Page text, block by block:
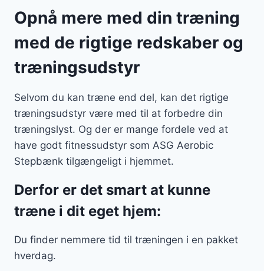
Opnå mere med din træning
med de rigtige redskaber og
træningsudstyr
Selvom du kan træne end del, kan det rigtige
træningsudstyr være med til at forbedre din
træningslyst. Og der er mange fordele ved at
have godt fitnessudstyr som ASG Aerobic
Stepbænk tilgængeligt i hjemmet.
Derfor er det smart at kunne
træne i dit eget hjem:
Du finder nemmere tid til træningen i en pakket
hverdag.